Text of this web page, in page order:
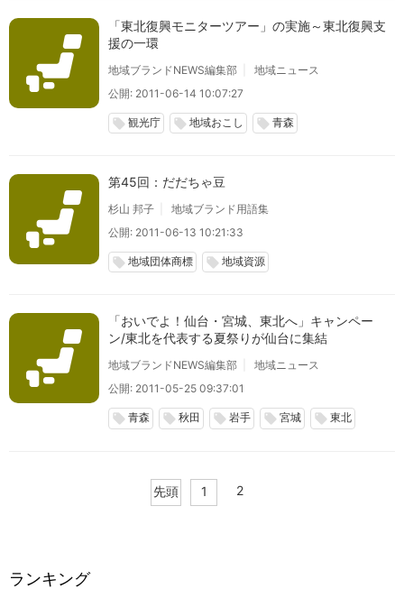
「東北復興モニターツアー」の実施～東北復興支
援の一環
地域ブランドNEWS編集部
地域ニュース
公開: 2011-06-14 10:07:27
local_offer 観光庁 local_offer 地域おこし local_offer 青森
第45回：だだちゃ豆
杉山 邦子
地域ブランド用語集
公開: 2011-06-13 10:21:33
local_offer 地域団体商標 local_offer 地域資源
「おいでよ！仙台・宮城、東北へ」キャンペー
ン/東北を代表する夏祭りが仙台に集結
地域ブランドNEWS編集部
地域ニュース
公開: 2011-05-25 09:37:01
local_offer 青森 local_offer 秋田 local_offer 岩手 local_offer 宮城 local_offer 東北
先頭 1 2
ランキング